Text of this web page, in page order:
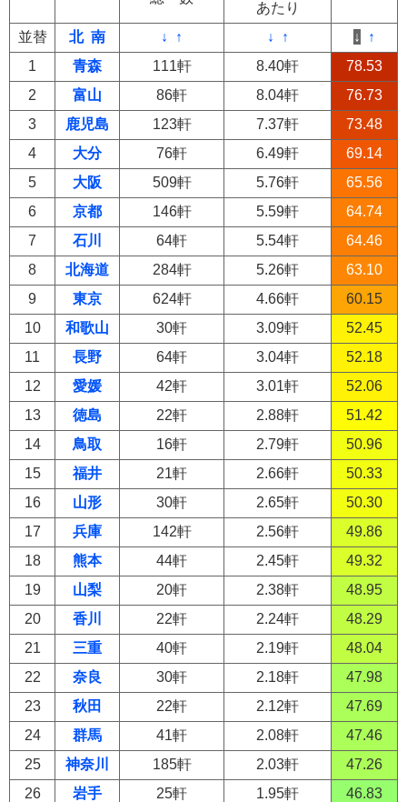
あたり
並替
北 南 ↓ ↑ ↓ ↑ ↓
↑
1
青森 111軒 8.40軒
78.53
2
富山 86軒 8.04軒
76.73
3
鹿児島 123軒 7.37軒
73.48
4
大分 76軒 6.49軒
69.14
5
大阪 509軒 5.76軒
65.56
6
京都 146軒 5.59軒
64.74
7
石川 64軒 5.54軒
64.46
8
北海道 284軒 5.26軒
63.10
9
東京 624軒 4.66軒
60.15
10
和歌山 30軒 3.09軒
52.45
11
長野 64軒 3.04軒
52.18
12
愛媛 42軒 3.01軒
52.06
13
徳島 22軒 2.88軒
51.42
14
鳥取 16軒 2.79軒
50.96
15
福井 21軒 2.66軒
50.33
16
山形 30軒 2.65軒
50.30
17
兵庫 142軒 2.56軒
49.86
18
熊本 44軒 2.45軒
49.32
19
山梨 20軒 2.38軒
48.95
20
香川 22軒 2.24軒
48.29
21
三重 40軒 2.19軒
48.04
22
奈良 30軒 2.18軒
47.98
23
秋田 22軒 2.12軒
47.69
24
群馬 41軒 2.08軒
47.46
25
神奈川 185軒 2.03軒
47.26
26
岩手 25軒 1.95軒
46.83